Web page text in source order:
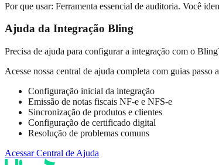
Por que usar: Ferramenta essencial de auditoria. Você
Ajuda da Integração Bling
Precisa de ajuda para configurar a integração com o
Acesse nossa central de ajuda completa com guias
Configuração inicial da integração
Emissão de notas fiscais NF-e e NFS-e
Sincronização de produtos e clientes
Configuração de certificado digital
Resolução de problemas comuns
Acessar Central de Ajuda